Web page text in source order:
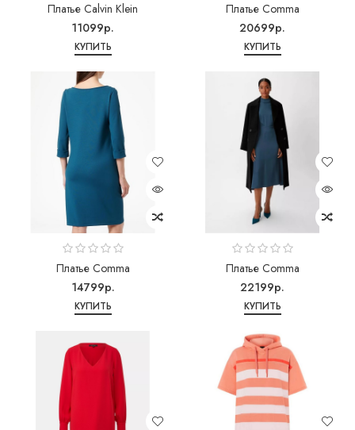
Платье Calvin Klein
11099р.
КУПИТЬ
Платье Comma
20699р.
КУПИТЬ
Платье Comma
14799р.
КУПИТЬ
Платье Comma
22199р.
КУПИТЬ